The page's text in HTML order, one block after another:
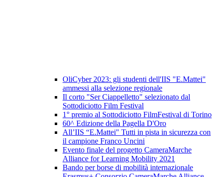
OliCyber 2023: gli studenti dell'IIS "E.Mattei"
ammessi alla selezione regionale
Il corto "Ser Ciappelletto" selezionato dal
Sottodiciotto Film Festival
1° premio al Sottodiciotto FilmFestival di Torino
60^ Edizione della Pagella D'Oro
All’IIS “E.Mattei" Tutti in pista in sicurezza con
il campione Franco Uncini
Evento finale del progetto CameraMarche
Alliance for Learning Mobility 2021
Bando per borse di mobilità internazionale